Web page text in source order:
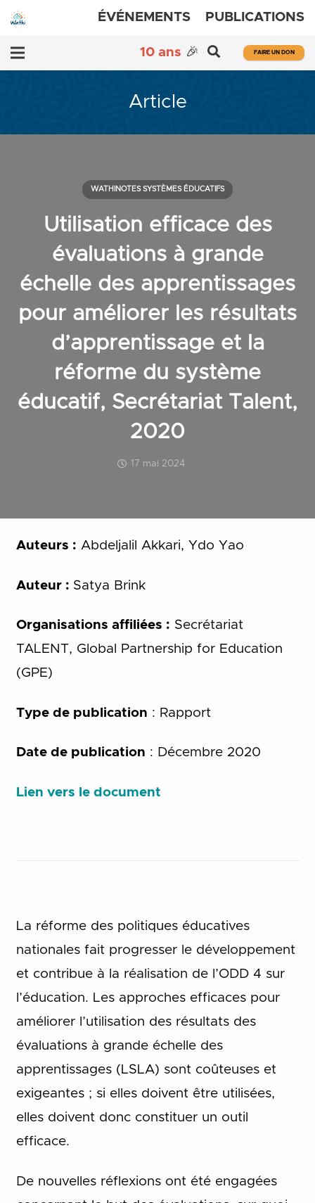
ÉVÉNEMENTS PUBLICATIONS
10 ans 🎉 FAIRE UN DON
Article
Utilisation efficace des
évaluations à grande
échelle des apprentissages
pour améliorer les résultats
d’apprentissage et la
réforme du système
éducatif, Secrétariat Talent,
2020
17 mai 2024
WATHINOTES SYSTÈMES ÉDUCATIFS
Auteurs : Abdeljalil Akkari, Ydo Yao
Auteur : Satya Brink
Organisations affiliées : Secrétariat
TALENT, Global Partnership for Education
(GPE)
Type de publication : Rapport
Date de publication : Décembre 2020
Lien vers le document
La réforme des politiques éducatives
nationales fait progresser le développement
et contribue à la réalisation de l’ODD 4 sur
l’éducation. Les approches efficaces pour
améliorer l’utilisation des résultats des
évaluations à grande échelle des
apprentissages (LSLA) sont coûteuses et
exigeantes ; si elles doivent être utilisées,
elles doivent donc constituer un outil
efficace.
De nouvelles réflexions ont été engagées